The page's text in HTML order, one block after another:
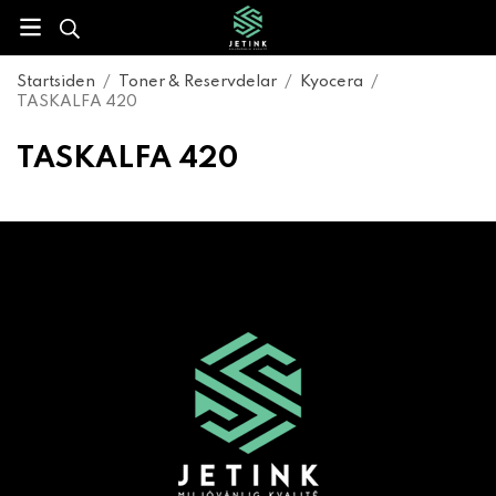
Startsiden / Toner & Reservdelar / Kyocera
/
TASKALFA 420
TASKALFA 420